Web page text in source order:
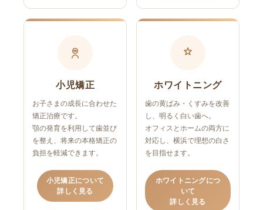
小児矯正
お子さまの成長に合わせた
矯正治療です。
顎の発育を利用して歯並び
を整え、将来の本格矯正の
負担を軽減できます。
小児矯正について
詳しく見る
ホワイトニング
歯の黄ばみ・くすみを改善
し、明るく白い歯へ。
オフィスとホームの両方に
対応し、横浜で理想の白さ
を目指せます。
ホワイトニングにつ
いて
詳しく見る